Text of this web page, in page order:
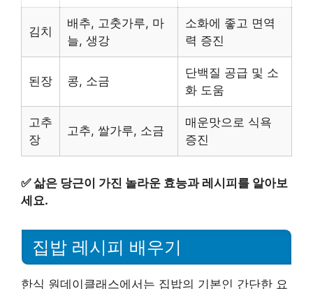
김치
배추, 고춧가루, 마
늘, 생강
소화에 좋고 면역
력 증진
된장 콩, 소금
단백질 공급 및 소
화 도움
고추
장
고추, 쌀가루, 소금
매운맛으로 식욕
증진
✅삶은 당근이 가진 놀라운 효능과 레시피를 알아보
세요.
집밥 레시피 배우기
한식 원데이클래스에서는 집밥의 기본인 간단한 요